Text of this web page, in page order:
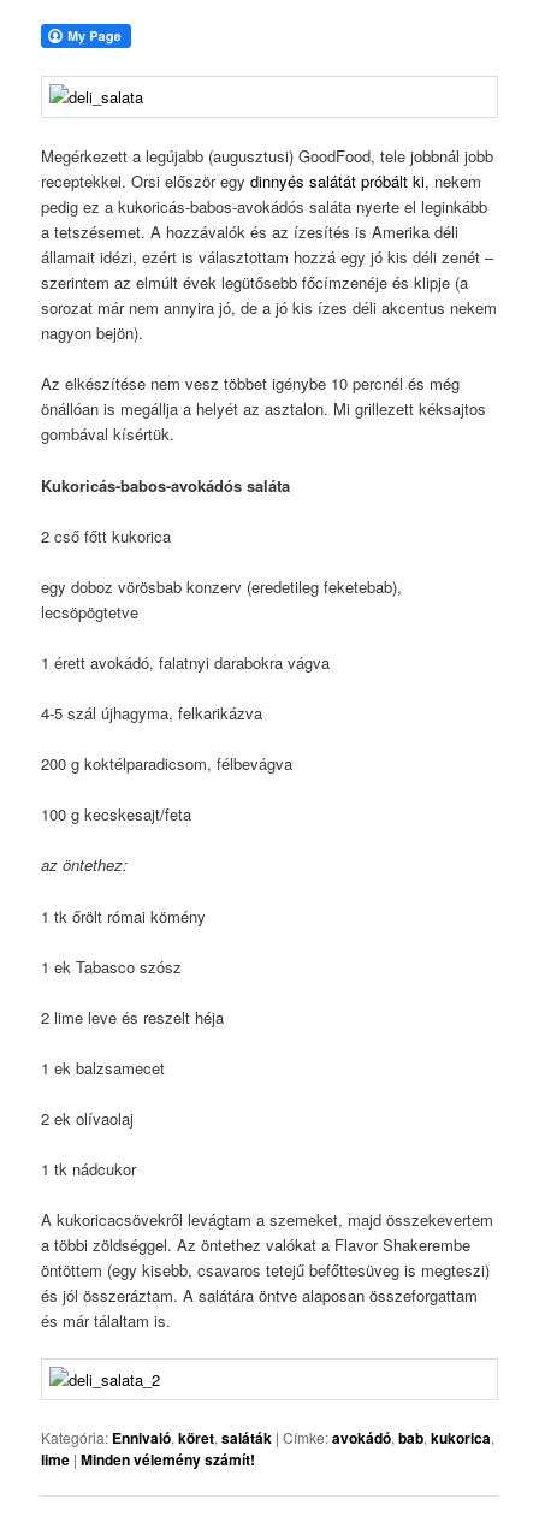
Megérkezett a legújabb (augusztusi) GoodFood, tele jobbnál jobb
receptekkel. Orsi először egydinnyés salátát próbált ki, nekem
pedig ez a kukoricás-babos-avokádós saláta nyerte el leginkább
a tetszésemet. A hozzávalók és az ízesítés is Amerika déli
államait idézi, ezért is választottam hozzá egy jó kis déli zenét –
szerintem az elmúlt évek legütősebb főcímzenéje és klipje (a
sorozat már nem annyira jó, de a jó kis ízes déli akcentus nekem
nagyon bejön).
Az elkészítése nem vesz többet igénybe 10 percnél és még
önállóan is megállja a helyét az asztalon. Mi grillezett kéksajtos
gombával kísértük.
Kukoricás-babos-avokádós saláta
2 cső főtt kukorica
egy doboz vörösbab konzerv (eredetileg feketebab),
lecsöpögtetve
1 érett avokádó, falatnyi darabokra vágva
4-5 szál újhagyma, felkarikázva
200 g koktélparadicsom, félbevágva
100 g kecskesajt/feta
az öntethez:
1 tk őrölt római kömény
1 ek Tabasco szósz
2 lime leve és reszelt héja
1 ek balzsamecet
2 ek olívaolaj
1 tk nádcukor
A kukoricacsövekről levágtam a szemeket, majd összekevertem
a többi zöldséggel. Az öntethez valókat a Flavor Shakerembe
öntöttem (egy kisebb, csavaros tetejű befőttesüveg is megteszi)
és jól összeráztam. A salátára öntve alaposan összeforgattam
és már tálaltam is.
Kategória: Ennivaló,köret,saláták |Címke:avokádó,bab,kukorica,
lime |Minden vélemény számít!